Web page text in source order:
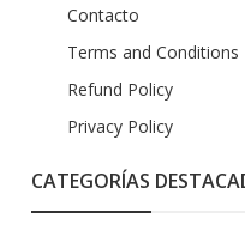
Contacto
Terms and Conditions
Refund Policy
Privacy Policy
CATEGORÍAS